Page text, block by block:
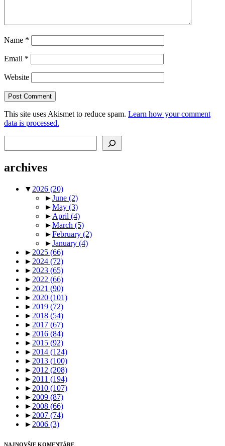
Name *
Email *
Website
This site uses Akismet to reduce spam. Learn how your comment
data is processed.
archives
▼ 2026 (20)
►June (2)
►May (3)
► April (4)
►March (5)
►February (2)
►January (4)
► 2025 (66)
► 2024 (72)
► 2023 (65)
► 2022 (66)
► 2021 (90)
► 2020 (101)
► 2019 (72)
► 2018 (54)
► 2017 (67)
► 2016 (84)
► 2015 (92)
► 2014 (124)
► 2013 (100)
► 2012 (208)
► 2011 (194)
► 2010 (107)
► 2009 (87)
► 2008 (66)
► 2007 (74)
► 2006 (3)
NAJNOVŠIE KOMENTÁRE